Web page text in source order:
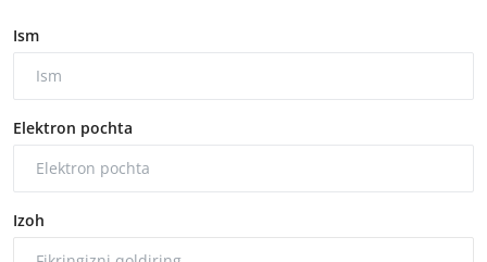
Ism
Elektron pochta
Izoh